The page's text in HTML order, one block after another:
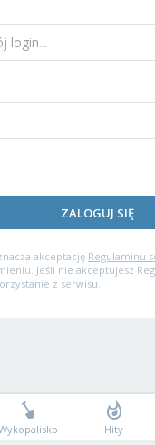
ZALOGUJ SIĘ
akceptację Regulaminu
Jeśli nie akceptujesz
z serwisu.
Hity